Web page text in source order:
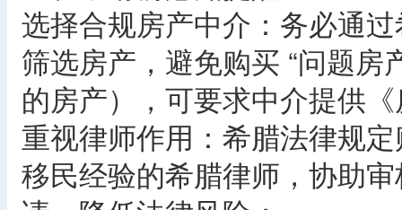
选择合规房产中介：务必通
筛选房产，避免购买 “问题房
的房产），可要求中介提供
重视律师作用：希腊法律规
移民经验的希腊律师，协助